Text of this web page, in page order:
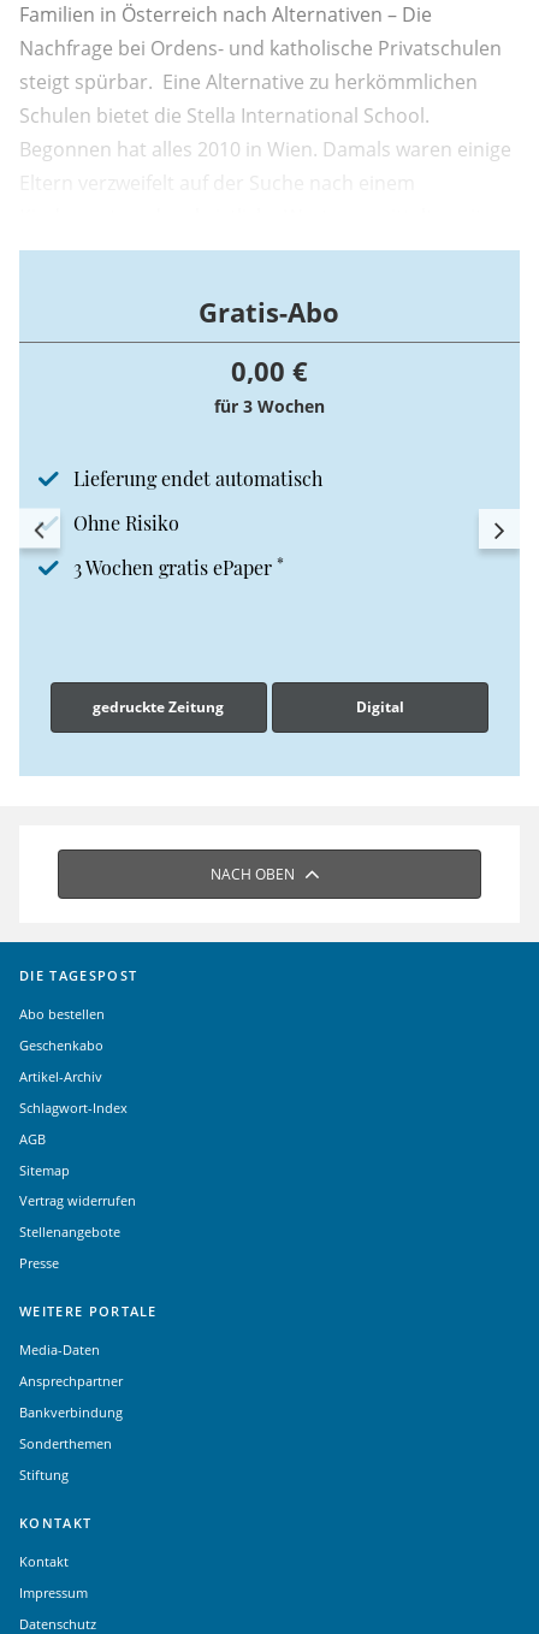
Familien in Österreich nach Alternativen – Die
Nachfrage bei Ordens- und katholische Privatschulen
steigt spürbar. Eine Alternative zu herkömmlichen
Schulen bietet die Stella International School.
Begonnen hat alles 2010 in Wien. Damals waren einige
Eltern verzweifelt auf der Suche nach einem
dem Ziel, in der Folge auch eine Schule aufzubauen.
einig: Stella, lateinisch für ...Gratis-Abo
0,00 €
für 3 Wochen
Lieferung endet automatisch
Ohne Risiko
3 Wochen gratis ePaper *
gedruckte Zeitung Digital
NACH OBEN
DIE TAGESPOST
Abo bestellen
Geschenkabo
Artikel-Archiv
Schlagwort-Index
AGB
Sitemap
Vertrag widerrufen
Stellenangebote
Presse
WEITERE PORTALE
Media-Daten
Ansprechpartner
Bankverbindung
Sonderthemen
Stiftung
KONTAKT
Kontakt
Impressum
Datenschutz